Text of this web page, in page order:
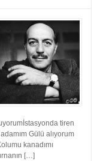
tiren
Gülü alıyorum
kanadımı
[…]